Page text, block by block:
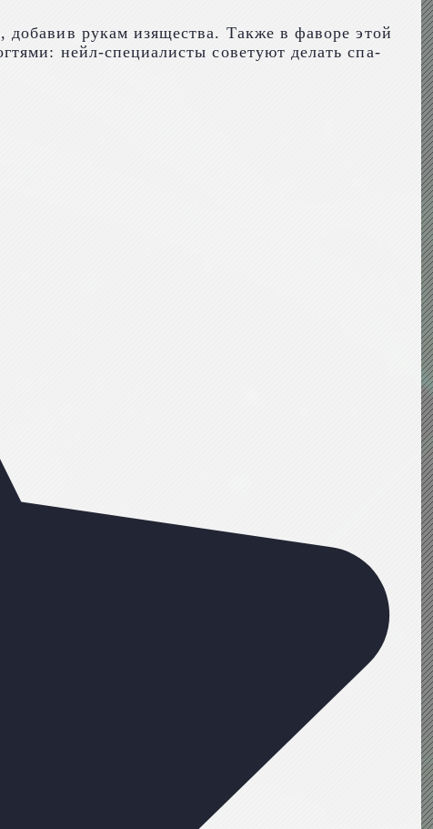
рукам изящества. Также в фаворе этой
нейл-специалисты советуют делать спа-